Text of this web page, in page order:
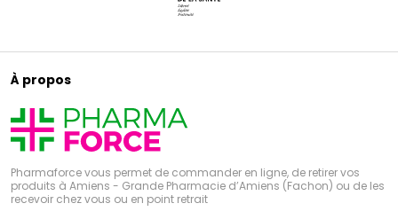
À propos
Pharmaforce vous permet de commander en ligne, de retirer vos
produits à Amiens - Grande Pharmacie d’Amiens (Fachon) ou de les
recevoir chez vous ou en point retrait